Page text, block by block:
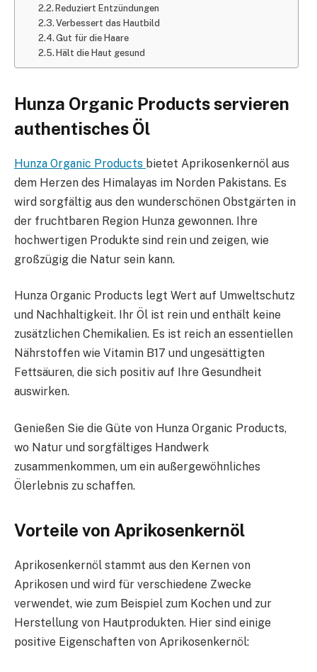
Reduziert Entzündungen
Verbessert das Hautbild
Gut für die Haare
Hält die Haut gesund
Hunza Organic Products servieren
authentisches Öl
Hunza Organic Products bietet Aprikosenkernöl aus
dem Herzen des Himalayas im Norden Pakistans. Es
wird sorgfältig aus den wunderschönen Obstgärten in
der fruchtbaren Region Hunza gewonnen. Ihre
hochwertigen Produkte sind rein und zeigen, wie
großzügig die Natur sein kann.
Hunza Organic Products legt Wert auf Umweltschutz
und Nachhaltigkeit. Ihr Öl ist rein und enthält keine
zusätzlichen Chemikalien. Es ist reich an essentiellen
Nährstoffen wie Vitamin B17 und ungesättigten
Fettsäuren, die sich positiv auf Ihre Gesundheit
auswirken.
Genießen Sie die Güte von Hunza Organic Products,
wo Natur und sorgfältiges Handwerk
zusammenkommen, um ein außergewöhnliches
Ölerlebnis zu schaffen.
Vorteile von Aprikosenkernöl
Aprikosenkernöl stammt aus den Kernen von
Aprikosen und wird für verschiedene Zwecke
verwendet, wie zum Beispiel zum Kochen und zur
Herstellung von Hautprodukten. Hier sind einige
positive Eigenschaften von Aprikosenkernöl: